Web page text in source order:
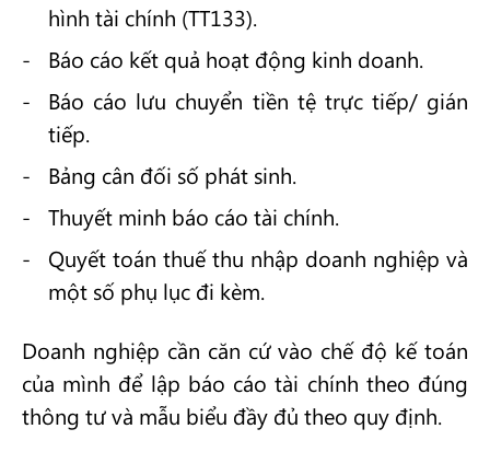
hình tài chính (TT133).
Báo cáo kết quả hoạt động kinh doanh.
Báo cáo lưu chuyển tiền tệ trực tiếp/ gián
tiếp.
Bảng cân đối số phát sinh.
Thuyết minh báo cáo tài chính.
Quyết toán thuế thu nhập doanh nghiệp và
một số phụ lục đi kèm.
Doanh nghiệp cần căn cứ vào chế độ kế toán
của mình để lập báo cáo tài chính theo đúng
thông tư và mẫu biểu đầy đủ theo quy định.